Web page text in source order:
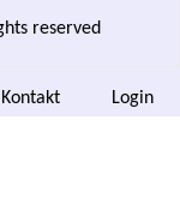
reserved
Kontakt Login